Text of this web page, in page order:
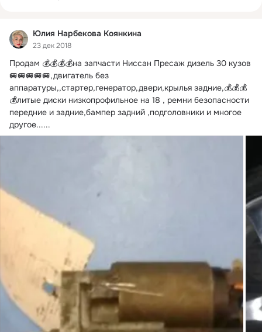
Юлия Нарбекова Коянкина
23 дек 2018
Продам 💰💰💰💰на запчасти Ниссан Пресаж дизель 30 кузов
🚐🚐🚐🚐🚐,двигатель без
аппаратуры,,стартер,генератор,двери,крылья задние,💰💰💰
💰литые диски низкопрофильное на 18 , ремни безопасности
передние и задние,бампер задний ,подголовники и многое
другое......